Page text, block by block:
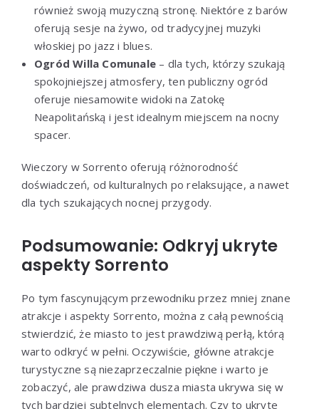
również swoją muzyczną stronę. Niektóre z barów
oferują sesje na żywo, od tradycyjnej muzyki
włoskiej po jazz i blues.
Ogród Willa Comunale – dla tych, którzy szukają
spokojniejszej atmosfery, ten publiczny ogród
oferuje niesamowite widoki na Zatokę
Neapolitańską i jest idealnym miejscem na nocny
spacer.
Wieczory w Sorrento oferują różnorodność
doświadczeń, od kulturalnych po relaksujące, a nawet
dla tych szukających nocnej przygody.
Podsumowanie: Odkryj ukryte
aspekty Sorrento
Po tym fascynującym przewodniku przez mniej znane
atrakcje i aspekty Sorrento, można z całą pewnością
stwierdzić, że miasto to jest prawdziwą perłą, którą
warto odkryć w pełni. Oczywiście, główne atrakcje
turystyczne są niezaprzeczalnie piękne i warto je
zobaczyć, ale prawdziwa dusza miasta ukrywa się w
tych bardziej subtelnych elementach. Czy to ukryte